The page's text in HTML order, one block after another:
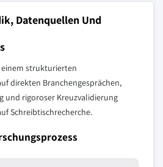
Datenquellen Und
einem strukturierten
direkten Branchengesprächen,
und rigoroser Kreuzvalidierung
Schreibtischrecherche.